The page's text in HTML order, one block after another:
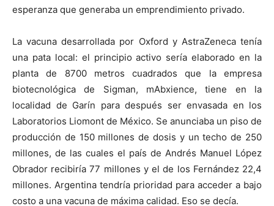
esperanza que generaba un emprendimiento privado.
La vacuna desarrollada por Oxford y AstraZeneca tenía
una pata local: el principio activo sería elaborado en la
planta de 8700 metros cuadrados que la empresa
biotecnológica de Sigman, mAbxience, tiene en la
localidad de Garín para después ser envasada en los
Laboratorios Liomont de México. Se anunciaba un piso de
producción de 150 millones de dosis y un techo de 250
millones, de las cuales el país de Andrés Manuel López
Obrador recibiría 77 millones y el de los Fernández 22,4
millones. Argentina tendría prioridad para acceder a bajo
costo a una vacuna de máxima calidad. Eso se decía.